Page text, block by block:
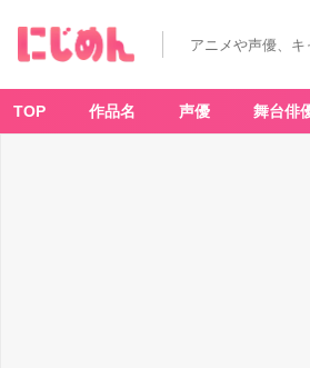
アニメや声優、
TOP 作品名 声優 舞台俳